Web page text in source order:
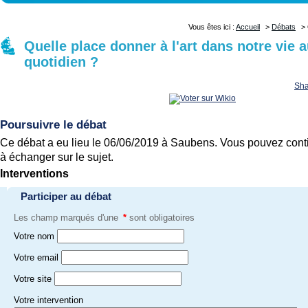
Vous êtes ici : Accueil > Débats >
Quelle place donner à l'art dans notre vie
quotidien ?
Poursuivre le débat
Ce débat a eu lieu le 06/06/2019 à Saubens. Vous pouvez
à échanger sur le sujet.
Interventions
Participer au débat
Les champ marqués d'une * sont obligatoires
Votre nom
Votre email
Votre site
Votre intervention